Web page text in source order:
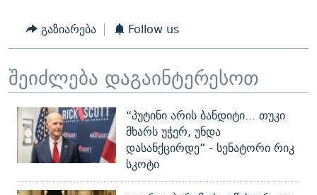
გაზიარება Follow us
შეიძლება დაგაინტერესოთ
“პუტინი არის ბანდიტი... თუკი
მხარს უჭერ, უნდა
დასანქცირდე” - სენატორი რიკ
სკოტი